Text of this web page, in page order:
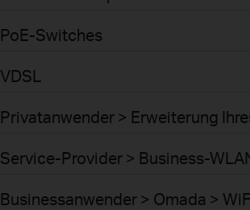
PoE-Switches
VDSL
Privatanwender > Erweiterung
Service-Provider > Business-
Businessanwender > Omada >